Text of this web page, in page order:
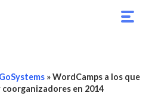
»WordCamps a los que
en 2014